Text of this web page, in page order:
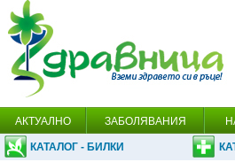
АКТУАЛНО ЗАБОЛЯВАНИЯ
КАТАЛОГ - БИЛКИ